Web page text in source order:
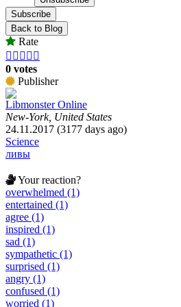
Subscribe
Back to Blog
Rate
    
0 votes
Publisher
Libmonster Online
New-York, United States
24.11.2017 (3177 days ago)
Science
ливы
Your reaction?
overwhelmed (1)
entertained (1)
agree (1)
inspired (1)
sad (1)
sympathetic (1)
surprised (1)
angry (1)
confused (1)
worried (1)